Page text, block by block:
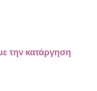
την κατάργηση